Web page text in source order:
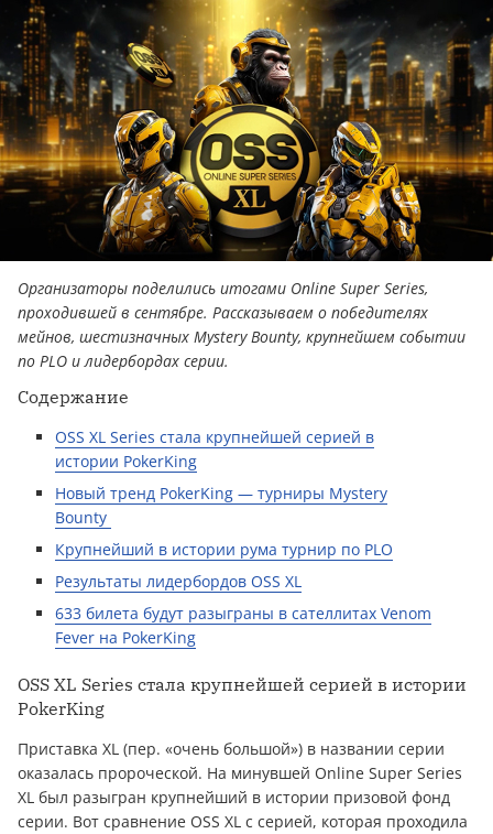
Организаторы поделились итогами Online Super Series,
проходившей в сентябре. Рассказываем о победителях
мейнов, шестизначных Mystery Bounty, крупнейшем событии
по PLO и лидербордах серии.
Содержание
OSS XL Series стала крупнейшей серией в
истории PokerKing
Новый тренд PokerKing — турниры Mystery
Bounty
Крупнейший в истории рума турнир по PLO
Результаты лидербордов OSS XL
633 билета будут разыграны в сателлитах Venom
Fever на PokerKing
OSS XL Series стала крупнейшей серией в истории
PokerKing
Приставка XL (пер. «очень большой») в названии серии
оказалась пророческой. На минувшей Online Super Series
XL был разыгран крупнейший в истории призовой фонд
серии. Вот сравнение OSS XL с серией, которая проходила